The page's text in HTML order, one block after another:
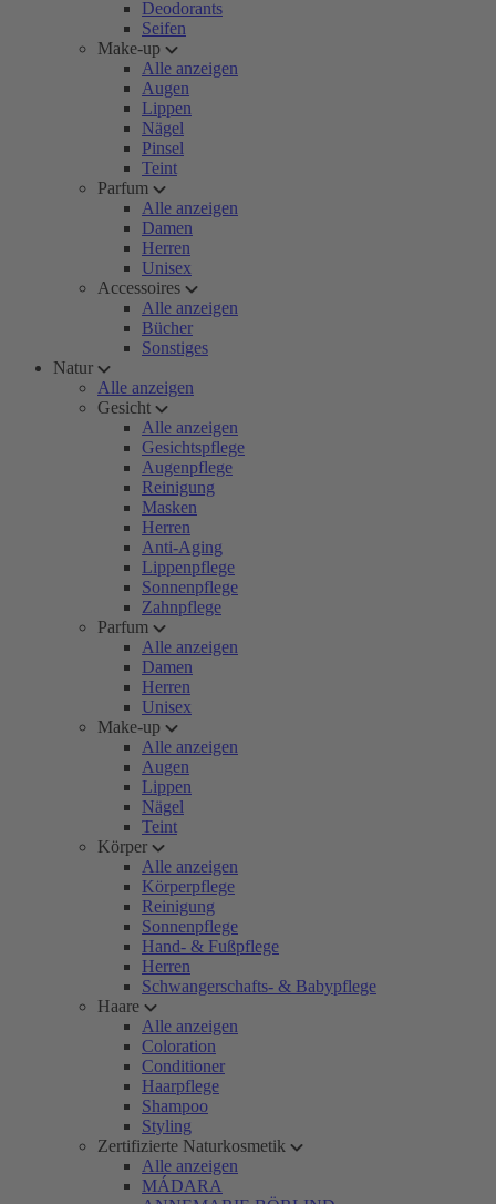
Deodorants
Seifen
Make-up
Alle anzeigen
Augen
Lippen
Nägel
Pinsel
Teint
Parfum
Alle anzeigen
Damen
Herren
Unisex
Accessoires
Alle anzeigen
Bücher
Sonstiges
Natur
Alle anzeigen
Gesicht
Alle anzeigen
Gesichtspflege
Augenpflege
Reinigung
Masken
Herren
Anti-Aging
Lippenpflege
Sonnenpflege
Zahnpflege
Parfum
Alle anzeigen
Damen
Herren
Unisex
Make-up
Alle anzeigen
Augen
Lippen
Nägel
Teint
Körper
Alle anzeigen
Körperpflege
Reinigung
Sonnenpflege
Hand- & Fußpflege
Herren
Schwangerschafts- & Babypflege
Haare
Alle anzeigen
Coloration
Conditioner
Haarpflege
Shampoo
Styling
Zertifizierte Naturkosmetik
Alle anzeigen
MÁDARA